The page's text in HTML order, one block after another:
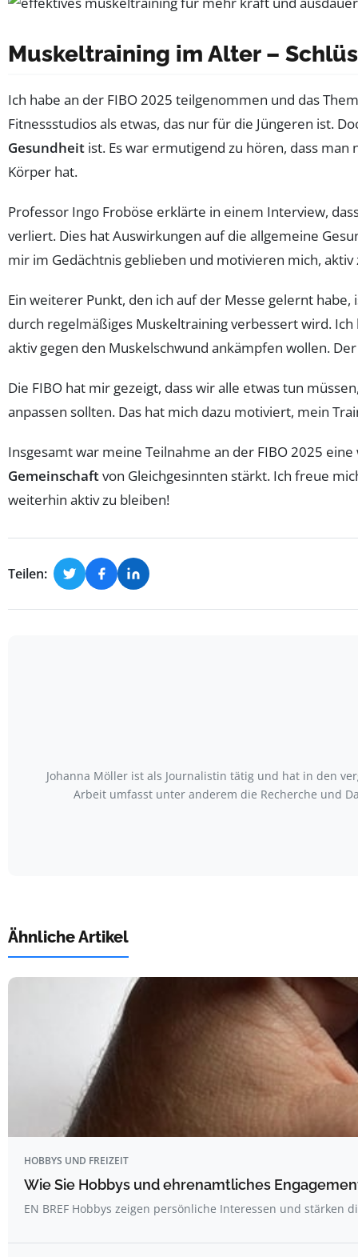
Muskeltraining im Alter –
Ich habe an der FIBO 2025 teilgenommen und das
Fitnessstudios als etwas, das nur für die Jüngeren ist.
Gesundheit ist. Es war ermutigend zu hören, dass
Körper hat.
Professor Ingo Froböse erklärte in einem Interview,
verliert. Dies hat Auswirkungen auf die allgemeine
mir im Gedächtnis geblieben und motivieren mich, aktiv
Ein weiterer Punkt, den ich auf der Messe gelernt habe,
durch regelmäßiges Muskeltraining verbessert wird.
aktiv gegen den Muskelschwund ankämpfen wollen.
Die FIBO hat mir gezeigt, dass wir alle etwas tun
anpassen sollten. Das hat mich dazu motiviert, mein
Insgesamt war meine Teilnahme an der FIBO 2025
Gemeinschaftvon Gleichgesinnten stärkt. Ich freue
weiterhin aktiv zu bleiben!
Teilen:
Johanna Möller ist als Journalistin tätig und hat in den
Arbeit umfasst unter anderem die Recherche und
Ähnliche Artikel
HOBBYS UND FREIZEIT
Wie Sie Hobbys und ehrenamtliches
EN BREF Hobbys zeigen persönliche Interessen und stärken